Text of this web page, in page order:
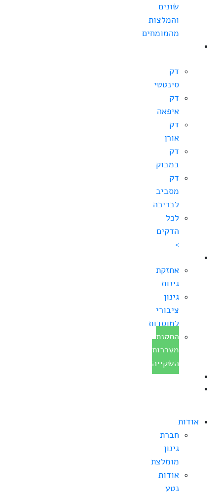
שונים
והמלצות
מהמומחים
דק
סינטטי
דק
איפאה
דק
אורן
דק
במבוק
דק
מסביב
לבריכה
לכל
הדקים
>
אחזקת
גינות
גינון
ציבורי
למוסדות
התקנת
מערכות
השקייה
אודות
חברת
גינון
מומלצת
אודות
נטע